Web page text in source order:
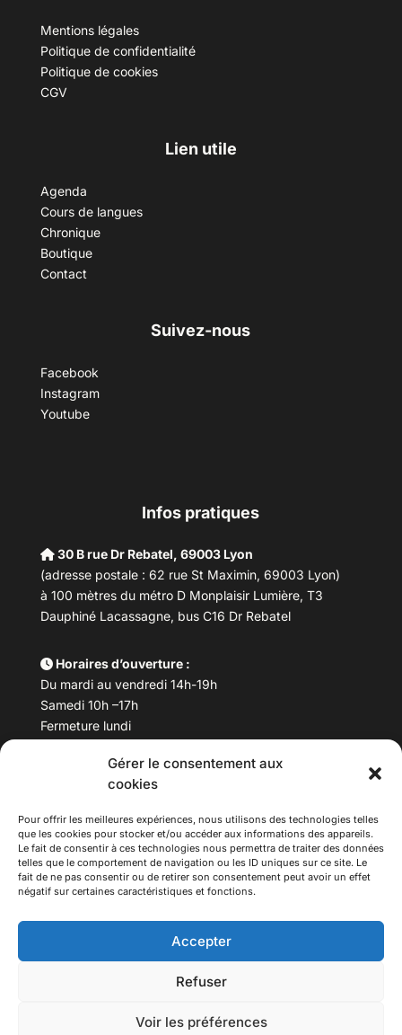
Gérer le consentement aux
cookies
Pour offrir les meilleures expériences, nous utilisons des technologies telles
que les cookies pour stocker et/ou accéder aux informations des appareils.
Le fait de consentir à ces technologies nous permettra de traiter des données
telles que le comportement de navigation ou les ID uniques sur ce site. Le
fait de ne pas consentir ou de retirer son consentement peut avoir un effet
négatif sur certaines caractéristiques et fonctions.
Accepter
Refuser
Voir les préférences
Mentions légales
Politique de confidentialité
Politique de cookies
CGV
Lien utile
Agenda
Cours de langues
Chronique
Boutique
Contact
Suivez-nous
Facebook
Instagram
Youtube
Infos pratiques
30 B rue Dr Rebatel, 69003 Lyon
(adresse postale : 62 rue St Maximin, 69003 Lyon)
à 100 mètres du métro D Monplaisir Lumière, T3
Dauphiné Lacassagne, bus C16 Dr Rebatel
Horaires d’ouverture :
Du mardi au vendredi 14h-19h
Samedi 10h –17h
Fermeture lundi
Téléphone : 04 78 53 06 40
maisondesculturesasiatiques@asiexpo.com
Tous droits réservés.